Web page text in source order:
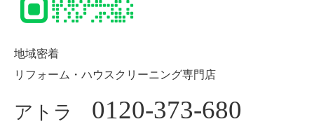
地域密着
リフォーム・ハウスクリーニング専門店
アトラ 0120-373-680